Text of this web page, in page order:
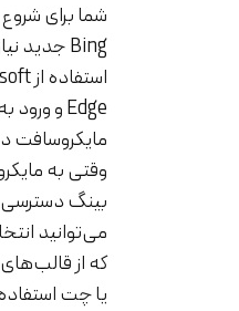
شما برای شروع کار با
Bing جدید نیاز به
استفاده از Microsoft
Edge و ورود به حساب
مایکروسافت دارید.
وقتی به مایکروسافت
بینگ دسترسی دارید،
می‌توانید انتخاب کنید
که از قالب‌های جستجو
یا چت استفاده کنید.